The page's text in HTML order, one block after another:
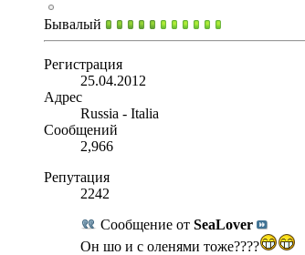
Бывалый
Регистрация
25.04.2012
Адрес
Russia - Italia
Сообщений
2,966
Репутация
2242
Сообщение от SeaLover
Он шо и с оленями тоже????